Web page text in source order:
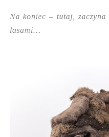
Na koniec – tutaj,
lasami…